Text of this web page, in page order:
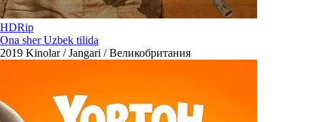
HDRip
Ona sher Uzbek tilida
2019 Kinolar / Jangari / Великобритания